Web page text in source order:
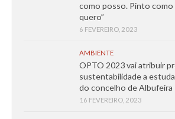
como posso. Pinto como
quero”
6 FEVEREIRO, 2023
AMBIENTE
OPTO 2023 vai atribuir
sustentabilidade a
do concelho de Albufeira
16 FEVEREIRO, 2023